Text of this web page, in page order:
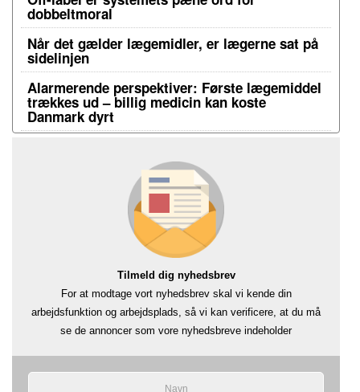
dobbeltmoral
Når det gælder lægemidler, er lægerne sat på
sidelinjen
Alarmerende perspektiver: Første lægemiddel
trækkes ud – billig medicin kan koste
Danmark dyrt
Tilmeld dig nyhedsbrev
For at modtage vort nyhedsbrev skal vi kende din
arbejdsfunktion og arbejdsplads, så vi kan verificere, at du må
se de annoncer som vore nyhedsbreve indeholder